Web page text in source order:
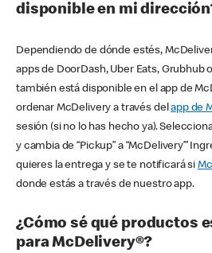
disponible en mi
Dependiendo de dónde estés,
apps de DoorDash, Uber Eats, Grubhub
también está disponible en el app de
ordenar McDelivery a través delapp de
sesión (si no lo has hecho ya).
y cambia de “Pickup” a “McDelivery’”
quieres la entrega y se te notificará si
donde estás a través de nuestro app.
¿Cómo sé qué productos
para McDelivery®?